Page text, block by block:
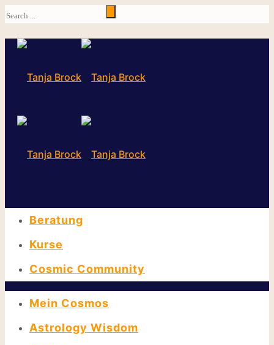
Beratung
Kurse
Cosmic Community
Mein Cosmos
Astrology Wisdom